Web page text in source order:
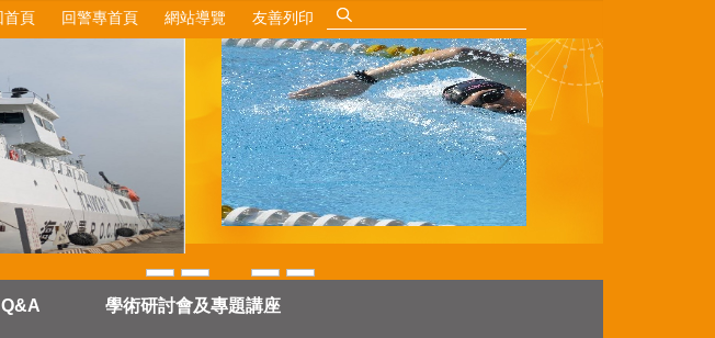
首頁 回警專首頁 網站導覽 友善列印
Q&A 學術研討會及專題講座